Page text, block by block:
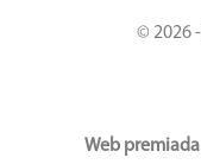
© 2026
Web